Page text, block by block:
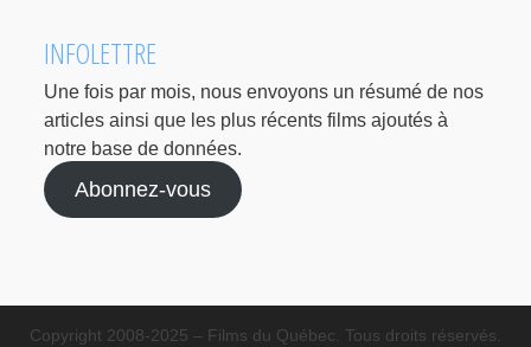
INFOLETTRE
Une fois par mois, nous envoyons un résumé de nos
articles ainsi que les plus récents films ajoutés à
notre base de données.
Abonnez-vous
Copyright 2008-2025 – Films du Québec. Tous droits réservés.